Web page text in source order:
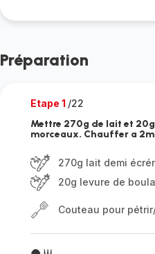
Préparation
Etape 1 /22
Mettre 270g de lait et
morceaux. Chauffer a
270g lait demi
20g levure de
Couteau pour